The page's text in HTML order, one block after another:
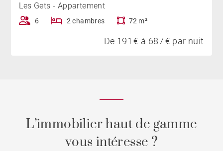
Les Gets - Appartement
6 2 chambres 72 m²
De 191 € à 687 € par nuit
L’immobilier haut de gamme
vous intéresse ?